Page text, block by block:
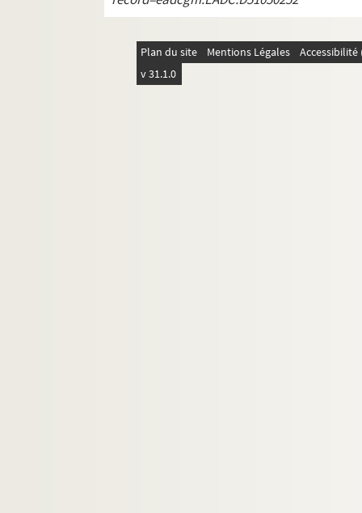
Plan du site Mentions Légales
v 31.1.0